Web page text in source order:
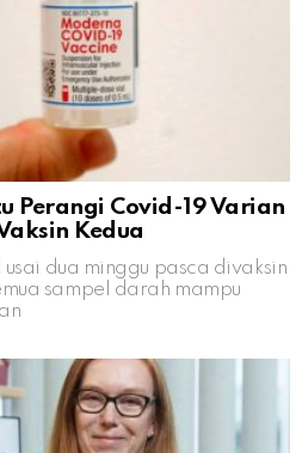
Perangi Covid-19 Varian
Kedua
usai dua minggu pasca divaksin
sampel darah mampu